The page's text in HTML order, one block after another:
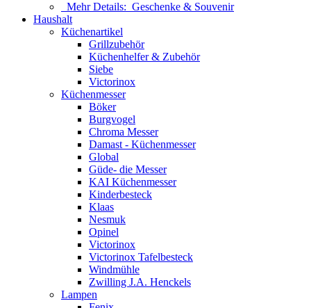
Mehr Details: Geschenke & Souvenir
Haushalt
Küchenartikel
Grillzubehör
Küchenhelfer & Zubehör
Siebe
Victorinox
Küchenmesser
Böker
Burgvogel
Chroma Messer
Damast - Küchenmesser
Global
Güde- die Messer
KAI Küchenmesser
Kinderbesteck
Klaas
Nesmuk
Opinel
Victorinox
Victorinox Tafelbesteck
Windmühle
Zwilling J.A. Henckels
Lampen